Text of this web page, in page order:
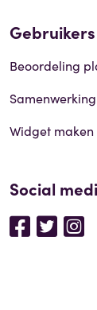
Gebruikers
Beoordeling
Widget maken
Social